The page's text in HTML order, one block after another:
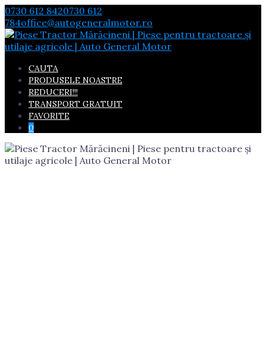
Skip
to
content
0730 612 8420730 612
784office@autogeneralmotor.ro
CAUTA
PRODUSELE NOASTRE
REDUCERI!!!
TRANSPORT GRATUIT
FAVORITE
0